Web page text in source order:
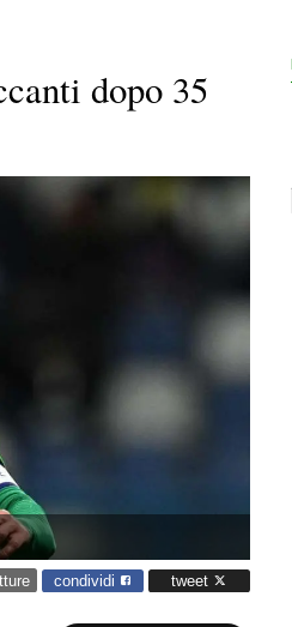
dopo 35
condividi tweet